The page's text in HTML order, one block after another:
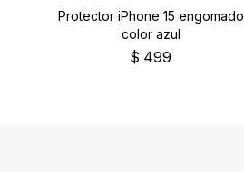
Protector iPhone 15 engomado
color azul
$ 499